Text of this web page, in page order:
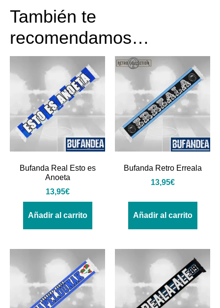
También te
recomendamos…
Bufanda Real Esto es
Anoeta
13,95€
Añadir al carrito
Bufanda Retro Erreala
13,95€
Añadir al carrito